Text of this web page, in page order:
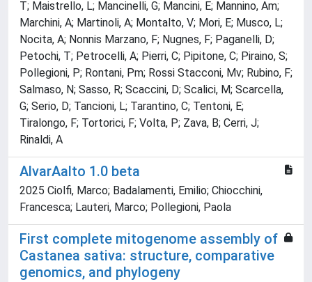
T; Maistrello, L; Mancinelli, G; Mancini, E; Mannino, Am;
Marchini, A; Martinoli, A; Montalto, V; Mori, E; Musco, L;
Nocita, A; Nonnis Marzano, F; Nugnes, F; Paganelli, D;
Petochi, T; Petrocelli, A; Pierri, C; Pipitone, C; Piraino, S;
Pollegioni, P; Rontani, Pm; Rossi Stacconi, Mv; Rubino, F;
Salmaso, N; Sasso, R; Scaccini, D; Scalici, M; Scarcella,
G; Serio, D; Tancioni, L; Tarantino, C; Tentoni, E;
Tiralongo, F; Tortorici, F; Volta, P; Zava, B; Cerri, J;
Rinaldi, A
AlvarAalto 1.0 beta
2025 Ciolfi, Marco; Badalamenti, Emilio; Chiocchini,
Francesca; Lauteri, Marco; Pollegioni, Paola
First complete mitogenome assembly of
Castanea sativa: structure, comparative
genomics, and phylogeny